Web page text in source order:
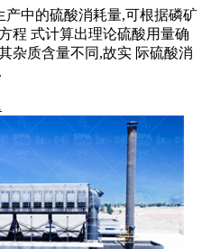
产中的硫酸消耗量,可根据磷矿
程 式计算出理论硫酸用量确
杂质含量不同,故实 际硫酸消